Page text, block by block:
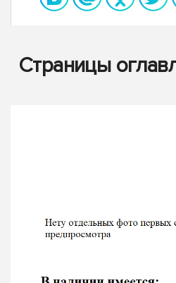
Страницы